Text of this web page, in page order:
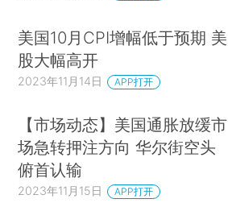
美国10月CPI增幅低于预期 美
股大幅高开
2023年11月14日 APP打开
【市场动态】美国通胀放缓市
场急转押注方向 华尔街空头
俯首认输
2023年11月15日 APP打开